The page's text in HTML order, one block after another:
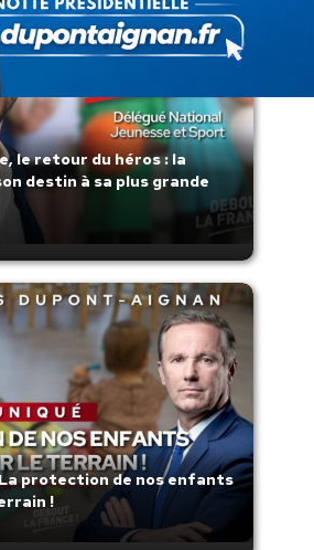
le retour du héros : la
destin à sa plus grande
protection de nos enfants
!